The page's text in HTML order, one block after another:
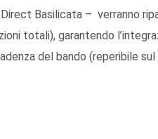
Basilicata – verranno
totali), garantendo
del bando (reperibile